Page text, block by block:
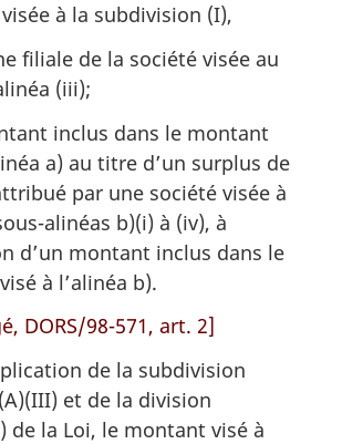
visée à la subdivision (I),
filiale de la société visée au
(iii);
inclus dans le montant
a) au titre d’un surplus de
par une société visée à
alinéas b)(i) à (iv), à
d’un montant inclus dans le
à l’alinéa b).
DORS/98-571, art. 2]
de la subdivision
et de la division
de la Loi, le montant visé à